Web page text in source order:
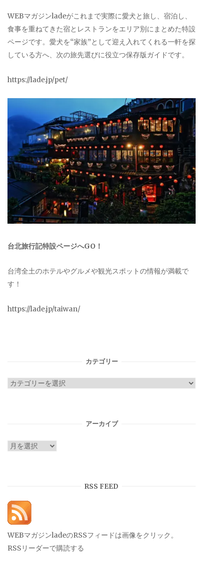
WEBマガジンladeがこれまで実際に愛犬と旅し、宿泊し、
食事を重ねてきた宿とレストランをエリア別にまとめた特設
ページです。愛犬を“家族”として迎え入れてくれる一軒を探
している方へ、次の旅先選びに役立つ保存版ガイドです。
https://lade.jp/pet/
台北旅行記特設ページへGO！
台湾全土のホテルやグルメや観光スポットの情報が満載で
す！
https://lade.jp/taiwan/
カテゴリー
カ
アーカイブ
ア
RSS FEED
WEBマガジンladeのRSSフィードは画像をクリック。
RSSリーダーで購読する